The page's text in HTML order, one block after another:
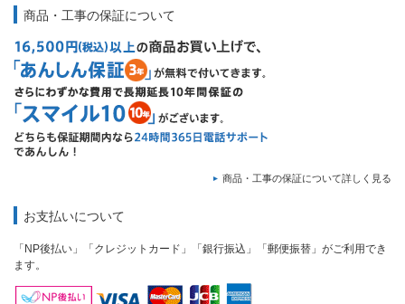
商品・工事の保証について
商品・工事の保証について詳しく見る
お支払いについて
「NP後払い」「クレジットカード」「銀行振込」「郵便振替」がご利用でき
ます。